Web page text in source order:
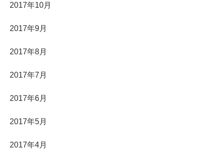
2017年10月
2017年9月
2017年8月
2017年7月
2017年6月
2017年5月
2017年4月